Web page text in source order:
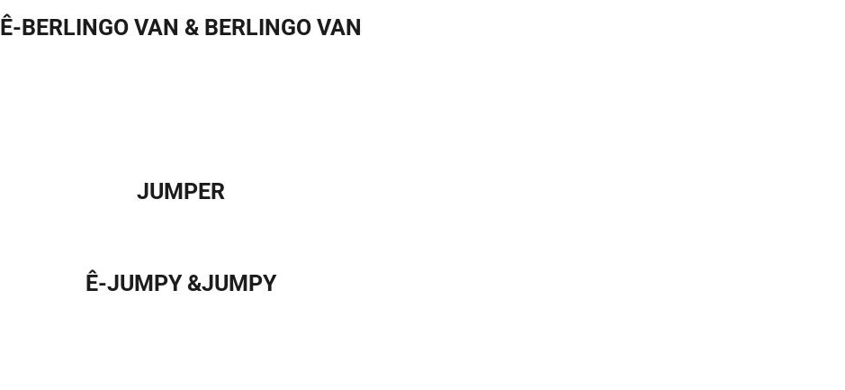
Ê-BERLINGO VAN & BERLINGO VAN
JUMPER
Ê-JUMPY &JUMPY